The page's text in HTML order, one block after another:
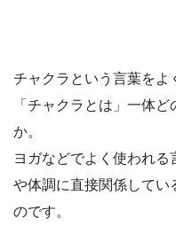
チャクラという言葉をよ
「チャクラとは」一体
か。
ヨガなどでよく使われ
や体調に直接関係してい
のです。